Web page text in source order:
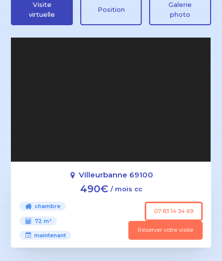
Visite
virtuelle
Position
Galerie
photo
Villeurbanne 69100
490€ / mois cc
chambre
72 m²
maintenant
07 83 14 34 69
Réserver votre visite